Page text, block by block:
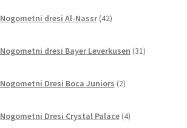
Nogometni dresi Al-Nassr 42izdelkov
Nogometni dresi Bayer Leverkusen 31izdelkov
Nogometni Dresi Boca Juniors 2izdelka
Nogometni Dresi Crystal Palace 4izdelki